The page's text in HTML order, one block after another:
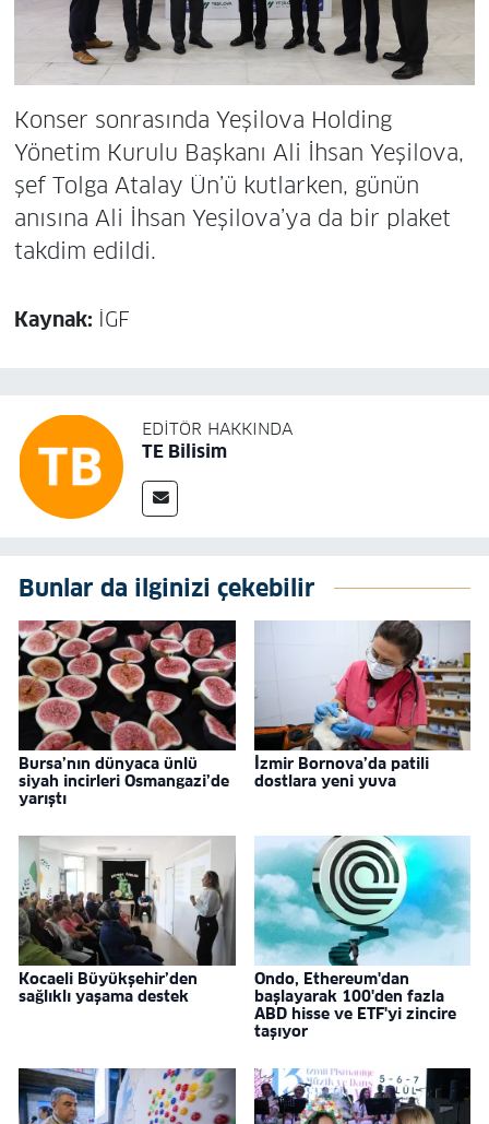
Konser sonrasında Yeşilova Holding
Yönetim Kurulu Başkanı Ali İhsan Yeşilova,
şef Tolga Atalay Ün’ü kutlarken, günün
anısına Ali İhsan Yeşilova’ya da bir plaket
takdim edildi.
Kaynak: İGF
EDITÖR HAKKINDA
TE Bilisim
Bunlar da ilginizi çekebilir
Bursa’nın dünyaca ünlü
siyah incirleri Osmangazi’de
yarıştı
İzmir Bornova’da patili
dostlara yeni yuva
Kocaeli Büyükşehir’den
sağlıklı yaşama destek
Ondo, Ethereum'dan
başlayarak 100'den fazla
ABD hisse ve ETF'yi zincire
taşıyor